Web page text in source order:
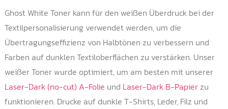
Ghost White Toner kann für den weißen Überdruck bei der
Textilpersonalisierung verwendet werden, um die
Übertragungseffizienz von Halbtönen zu verbessern und
Farben auf dunklen Textiloberflächen zu verstärken. Unser
weißer Toner wurde optimiert, um am besten mit unserer
Laser-Dark (no-cut) A-Folie und Laser-Dark B-Papierzu
funktionieren. Drucke auf dunkle T-Shirts, Leder, Filz und